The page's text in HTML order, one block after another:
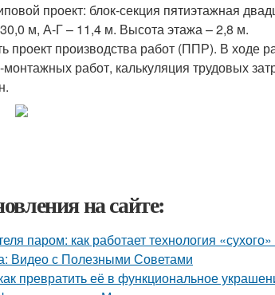
проект: блок-секция пятиэтажная
м, А-Г – 11,4 м. Высота этажа – 2,8 м.
проект производства работ (ППР). В ходе
работ, калькуляция трудовых
на сайте:
паром: как работает технология
Видео с Полезными Советами
превратить её в функциональное